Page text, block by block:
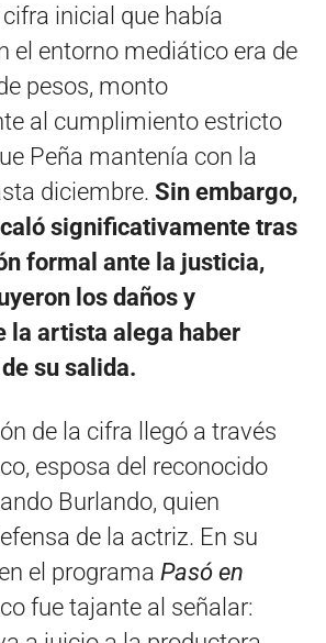
inicial que había
el entorno mediático era de
pesos, monto
al cumplimiento estricto
Peña mantenía con la
diciembre. Sin embargo,
significativamente tras
formal ante la justicia,
los daños y
la artista alega haber
su salida.
de la cifra llegó a través
esposa del reconocido
Burlando, quien
de la actriz. En su
el programa Pasó en
fue tajante al señalar: